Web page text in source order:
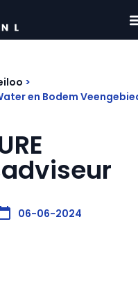
en Bodem
06-06-2024